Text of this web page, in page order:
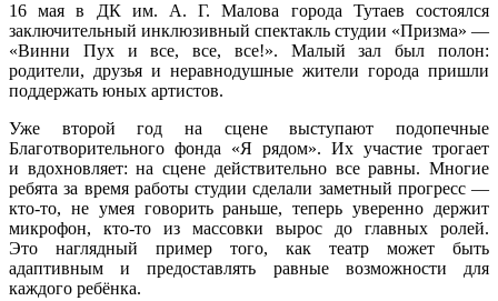
16 мая в ДК им. А. Г. Малова города Тутаев состоялся
заключительный инклюзивный спектакль студии «Призма» —
«Винни Пух и все, все, все!». Малый зал был полон:
родители, друзья и неравнодушные жители города пришли
поддержать юных артистов.
Уже второй год на сцене выступают подопечные
Благотворительного фонда «Я рядом». Их участие трогает
и вдохновляет: на сцене действительно все равны. Многие
ребята за время работы студии сделали заметный прогресс —
кто‑то, не умея говорить раньше, теперь уверенно держит
микрофон, кто‑то из массовки вырос до главных ролей.
Это наглядный пример того, как театр может быть
адаптивным и предоставлять равные возможности для
каждого ребёнка.